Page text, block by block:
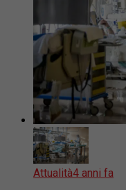
Attualità4 anni fa